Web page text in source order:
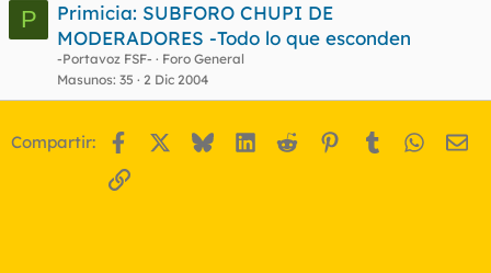
P
Primicia: SUBFORO CHUPI DE
MODERADORES -Todo lo que esconden
-Portavoz FSF-
Foro General
Masunos 35 2 Dic 2004
Compartir: Facebook BlueskyLinkedIn
Reddit Pinterest
Tumblr
Enlace